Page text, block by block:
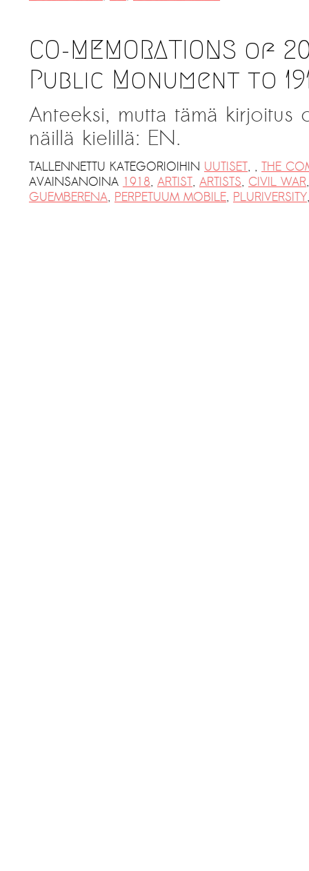
CO-MEMORATIONS
Public Monument to
Anteeksi, mutta tämä kirjoitus
näillä kielillä: EN.
TALLENNETTU KATEGORIOIHIN UUTISET, , THE
AVAINSANOINA 1918, ARTIST, ARTISTS, CIVIL WAR
GUEMBERENA, PERPETUUM MOBILE, PLURIVERSITY